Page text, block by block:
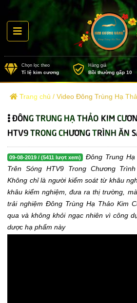
Chọn lọc theo Hàng giả
Trang chủ / Video Đông Trùng Hạ
ĐÔNG TRUNG HẠ THẢO KIM
HTV9 TRONG CHƯƠNG TRÌNH ĂN
09-08-2019 / (5411 lượt xem)
Đông Trung
Trên Sóng HTV9 Trong Chương
Không chỉ là người kiểm soát từ khâu
khâu kiểm nghiệm, đưa ra thị trường,
trải nghiệm Đông Trùng Hạ Thảo Kim
qua và không khỏi ngạc nhiên vì công
dược hạ phẩm này